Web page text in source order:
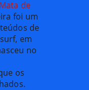
Mata de
foi um
de
em
no
os